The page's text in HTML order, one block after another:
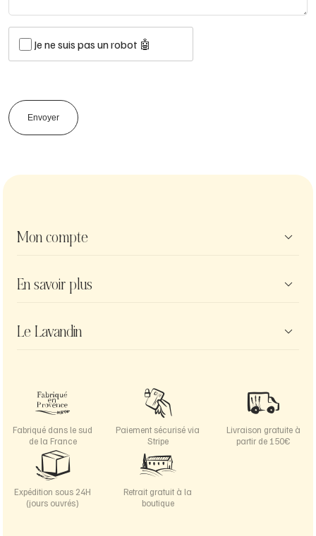
Je ne suis pas un robot 🤖
Envoyer
Mon compte 
Commandes
Adresses
Et les cookies ?
En savoir plus 
Livraison
Le Lavandin 
Agriculture biologique
Instagram
Nos avis Google
Blog du Lavandin
Fabriqué dans le sud
de la France
Paiement sécurisé via
Stripe
Livraison gratuite à
partir de 150€
Expédition sous 24H
(jours ouvrés)
Retrait gratuit à la
boutique